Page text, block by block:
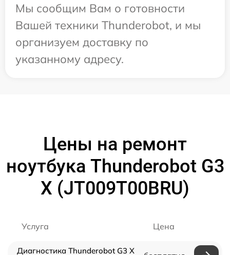
Мы сообщим Вам о готовности
Вашей техники Thunderobot, и мы
организуем доставку по
указанному адресу.
Цены на ремонт
ноутбука Thunderobot G3
X (JT009T00BRU)
Услуга Цена
Диагностика Thunderobot G3 X